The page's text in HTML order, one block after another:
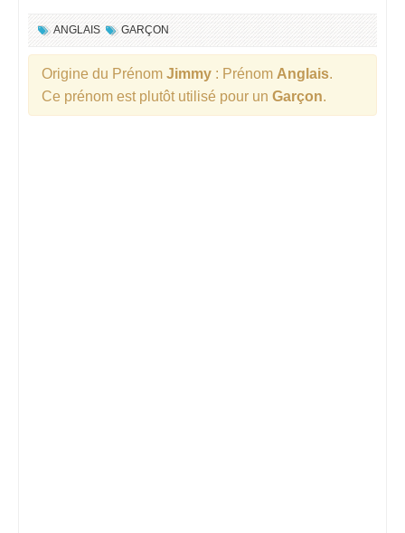
ANGLAIS GARÇON
Origine du Prénom Jimmy : Prénom Anglais.
Ce prénom est plutôt utilisé pour un Garçon.